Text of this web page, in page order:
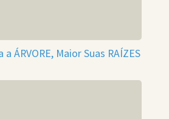
ÁRVORE, Maior Suas RAÍZES